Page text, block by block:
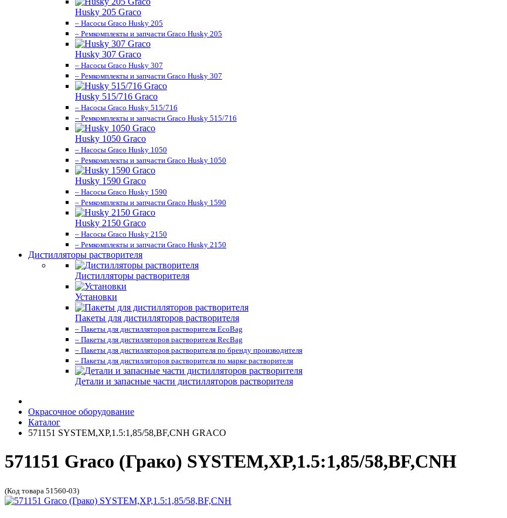
Husky 205 Graco
– Насосы Graco Husky 205
– Ремкомплекты и запчасти Graco Husky 205
Husky 307 Graco
– Насосы Graco Husky 307
– Ремкомплекты и запчасти Graco Husky 307
Husky 515/716 Graco
– Насосы Graco Husky 515/716
– Ремкомплекты и запчасти Graco Husky 515/716
Husky 1050 Graco
– Насосы Graco Husky 1050
– Ремкомплекты и запчасти Graco Husky 1050
Husky 1590 Graco
– Насосы Graco Husky 1590
– Ремкомплекты и запчасти Graco Husky 1590
Husky 2150 Graco
– Насосы Graco Husky 2150
– Ремкомплекты и запчасти Graco Husky 2150
Дистилляторы растворителя
Дистилляторы растворителя
Установки
Пакеты для дистилляторов растворителя
– Пакеты для дистилляторов растворителя EcoBag
– Пакеты для дистилляторов растворителя RecBag
– Пакеты для дистилляторов растворителя по бренду производителя
– Пакеты для дистилляторов растворителя по марке растворителя
Детали и запасные части дистилляторов растворителя
Окрасочное оборудование
Каталог
571151 SYSTEM,XP,1.5:1,85/58,BF,CNH GRACO
571151 Graco (Грако) SYSTEM,XP,1.5:1,85/58,BF,CNH
(Код товара 51560-03)